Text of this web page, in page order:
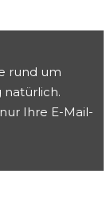
rund um
natürlich.
Ihre E-Mail-